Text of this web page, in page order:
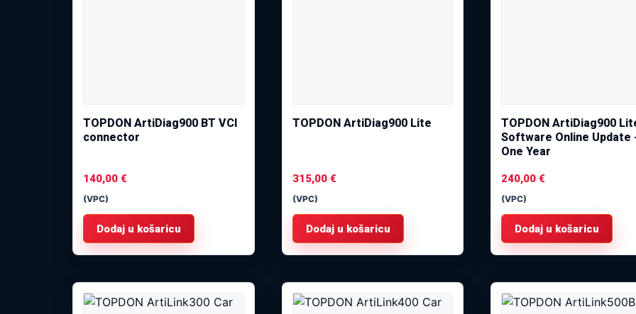
TOPDON ArtiDiag900 BT VCI
connector
140,00 €
(VPC)
Dodaj u košaricu
TOPDON ArtiDiag900 Lite
315,00 €
(VPC)
Dodaj u košaricu
TOPDON ArtiDiag900
Software Online Update
One Year
240,00 €
(VPC)
Dodaj u košaricu